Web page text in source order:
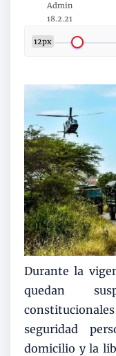
Admin
18.2.21
12px
Durante la
quedan
seguridad
domicilio y la